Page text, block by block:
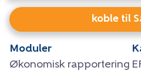
koble til
Moduler
Økonomisk rapportering